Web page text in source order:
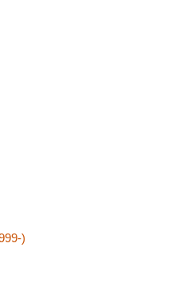
)